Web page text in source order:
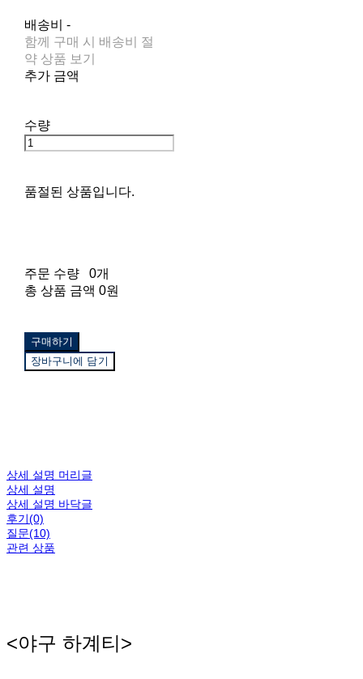
배송비 -
함께 구매 시 배송비 절
약 상품 보기
추가 금액
수량
품절된 상품입니다.
주문 수량
0개
총 상품 금액 0원
구매하기
장바구니에 담기
상세 설명 머리글
상세 설명
상세 설명 바닥글
후기(0)
질문(10)
관련 상품
<야구 하계티>